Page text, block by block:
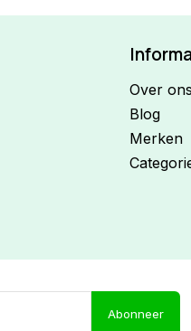
Over ons
Blog
Merken
Abonneer